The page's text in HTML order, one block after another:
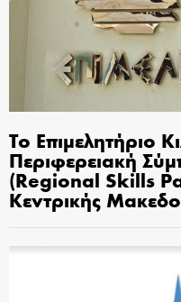
Το Επιμελητήριο
Περιφερειακή
(Regional Skills
Κεντρικής